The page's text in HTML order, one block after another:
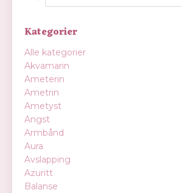
Kategorier
Alle kategorier
Akvamarin
Ameterin
Ametrin
Ametyst
Angst
Armbånd
Aura
Avslapping
Azuritt
Balanse